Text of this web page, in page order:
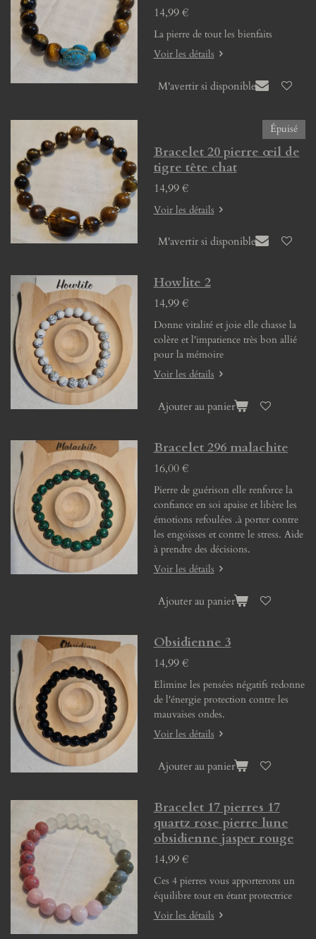
14,99 €
La pierre de tout les bienfaits
Voir les détails
M'avertir si disponible
Épuisé
Bracelet 20 pierre œil de
tigre tête chat
14,99 €
Voir les détails
M'avertir si disponible
Howlite 2
14,99 €
Donne vitalité et joie elle chasse la
colère et l'impatience très bon allié
pour la mémoire
Voir les détails
Ajouter au panier
Bracelet 296 malachite
16,00 €
Pierre de guérison elle renforce la
confiance en soi apaise et libère les
émotions refoulées .à porter contre
les engoisses et contre le stress. Aide
à prendre des décisions.
Voir les détails
Ajouter au panier
Obsidienne 3
14,99 €
Elimine les pensées négatifs redonne
de l'énergie protection contre les
mauvaises ondes.
Voir les détails
Ajouter au panier
Bracelet 17 pierres 17
quartz rose pierre lune
obsidienne jasper rouge
14,99 €
Ces 4 pierres vous apporterons un
équilibre tout en étant protectrice
Voir les détails